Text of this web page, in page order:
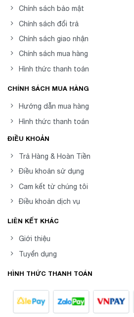
Chính sách bảo mật
Chính sách đổi trả
Chính sách giao nhận
Chính sách mua hàng
Hình thức thanh toán
CHÍNH SÁCH MUA HÀNG
Hướng dẫn mua hàng
Hình thức thanh toán
ĐIỀU KHOẢN
Trả Hàng & Hoàn Tiền
Điều khoản sử dụng
Cam kết từ chúng tôi
Điều khoản dịch vụ
LIÊN KẾT KHÁC
Giới thiệu
Tuyển dụng
HÌNH THỨC THANH TOÁN